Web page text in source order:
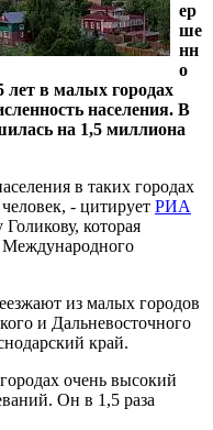
ер
ше
нн
о
лет в малых городах
населения. В
на 1,5 миллиона
в таких городах
- цитирует РИА
которая
Международного
из малых городов
и Дальневосточного
край.
очень высокий
Он в 1,5 раза